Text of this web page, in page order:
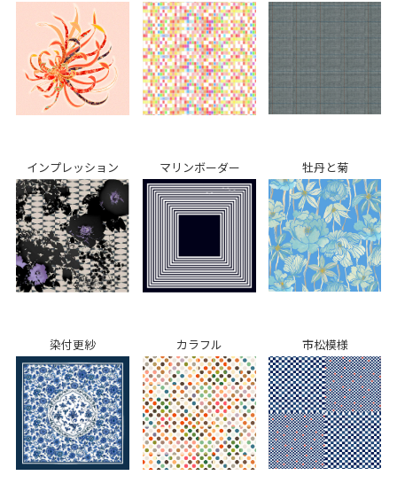
インプレッション マリンボーダー 牡丹と菊
染付更紗 カラフル 市松模様